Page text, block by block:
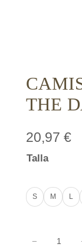
THE
20,97 €
Talla
S M L
−